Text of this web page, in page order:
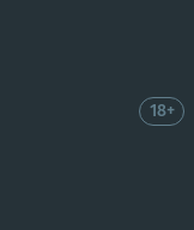
18+